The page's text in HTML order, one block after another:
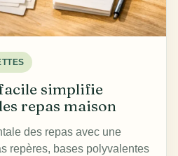
simplifie
repas maison
des repas avec une
repères, bases polyvalentes